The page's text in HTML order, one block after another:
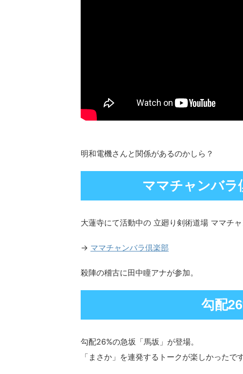
明和電機さんと関係があるのかしら？
ママチャンバラ
大蓮寺にて活動中の 立廻り剣術道場 ママチ
→ ママチャンバラ倶楽部
殺陣の稽古に田中瞳アナが参加。
勾配
勾配26%の急坂「馬坂」が登場。
「まさか」を連発するトークが楽しかったです